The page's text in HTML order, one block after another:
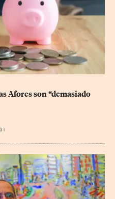
Afores son “demasiado